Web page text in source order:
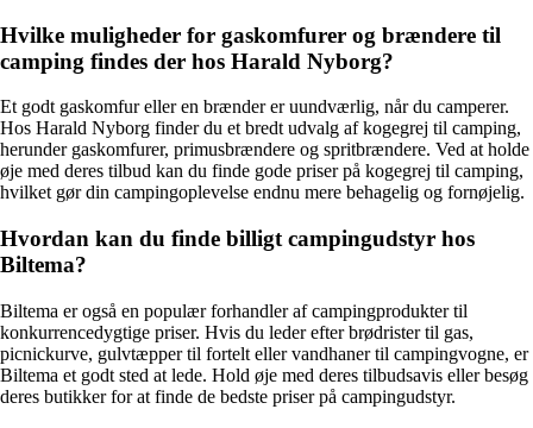
Hvilke muligheder for gaskomfurer og brændere til
camping findes der hos Harald Nyborg?
Et godt gaskomfur eller en brænder er uundværlig, når du camperer.
Hos Harald Nyborg finder du et bredt udvalg af kogegrej til camping,
herunder gaskomfurer, primusbrændere og spritbrændere. Ved at holde
øje med deres tilbud kan du finde gode priser på kogegrej til camping,
hvilket gør din campingoplevelse endnu mere behagelig og fornøjelig.
Hvordan kan du finde billigt campingudstyr hos
Biltema?
Biltema er også en populær forhandler af campingprodukter til
konkurrencedygtige priser. Hvis du leder efter brødrister til gas,
picnickurve, gulvtæpper til fortelt eller vandhaner til campingvogne, er
Biltema et godt sted at lede. Hold øje med deres tilbudsavis eller besøg
deres butikker for at finde de bedste priser på campingudstyr.